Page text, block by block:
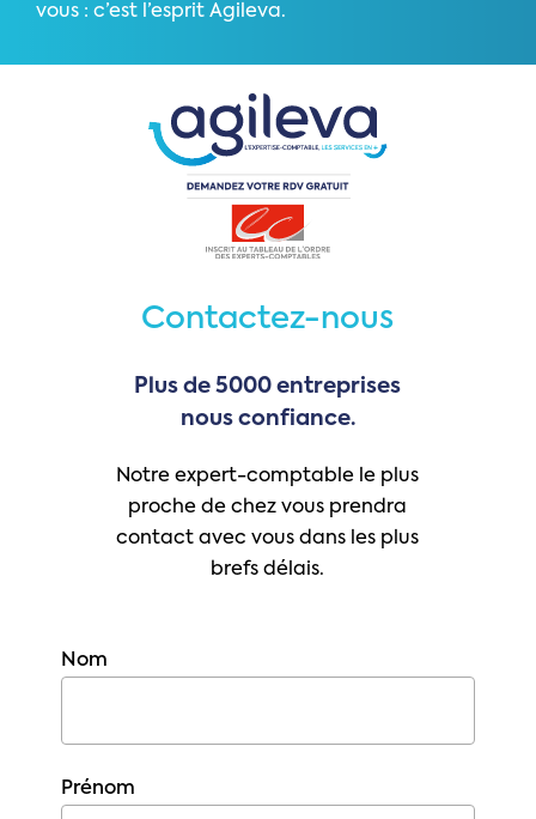
vous : c’est l’esprit Agileva.
Contactez-nous
Plus de 5000 entreprises
nous confiance.
Notre expert-comptable le plus
proche de chez vous prendra
contact avec vous dans les plus
brefs délais.
Nom
Prénom